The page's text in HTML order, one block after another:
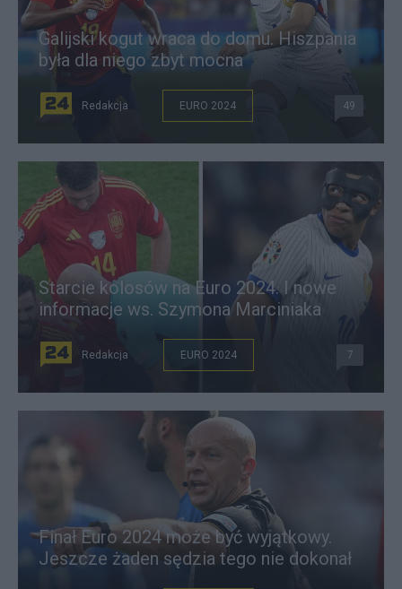
Galijski kogut wraca do domu. Hiszpania
była dla niego zbyt mocna
Redakcja EURO 2024 49
Starcie kolosów na Euro 2024. I nowe
informacje ws. Szymona Marciniaka
Redakcja EURO 2024 7
Finał Euro 2024 może być wyjątkowy.
Jeszcze żaden sędzia tego nie dokonał